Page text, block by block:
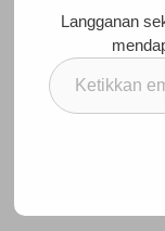
Langganan
Ketikkan
email